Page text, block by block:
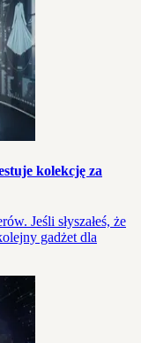
kolekcję za
Jeśli słyszałeś, że
gadżet dla